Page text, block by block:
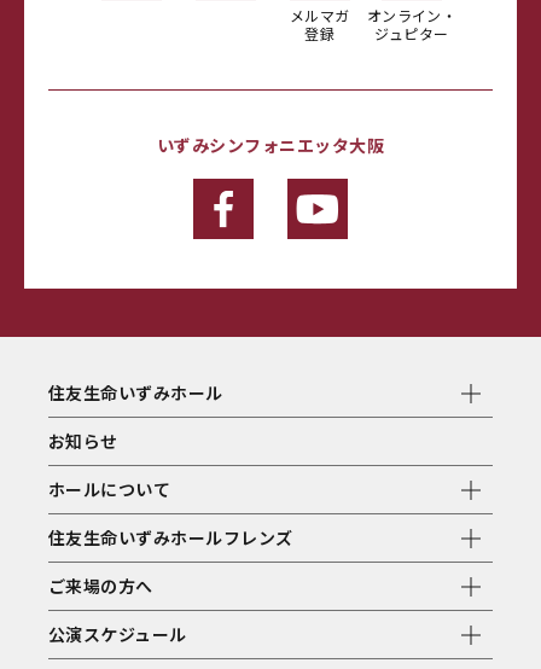
メルマガ
登録
オンライン・
ジュピター
いずみシンフォニエッタ大阪
住友生命いずみホール
お知らせ
ホールについて
住友生命いずみホールフレンズ
ご来場の方へ
公演スケジュール